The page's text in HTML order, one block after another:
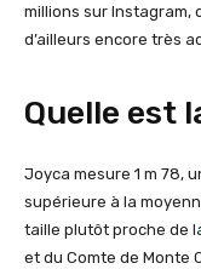
millions sur Instagram,
d’ailleurs encore très
Quelle est
Joyca mesure 1 m 78,
supérieure à la
taille plutôt proche de
et du Comte de Monte